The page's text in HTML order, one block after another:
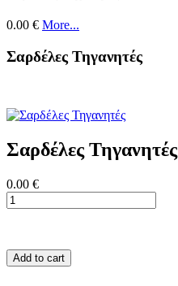
0.00 € More...
Σαρδέλες Τηγανητές
Σαρδέλες Τηγανητές
0.00 €
Add to cart